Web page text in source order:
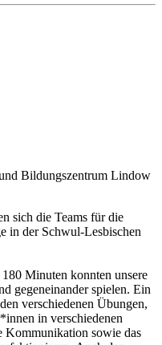
Bildungszentrum Lindow
sich die Teams für die
in der Schwul-Lesbischen
Minuten konnten unsere
gegeneinander spielen. Ein
verschiedenen Übungen,
in verschiedenen
Kommunikation sowie das